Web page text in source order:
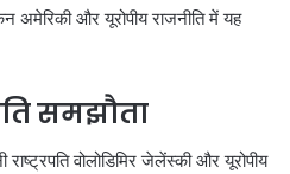
अमेरिकी और यूरोपीय राजनीति में यह
समझौता
वोलोडिमिर जेलेंस्की और यूरोपीय